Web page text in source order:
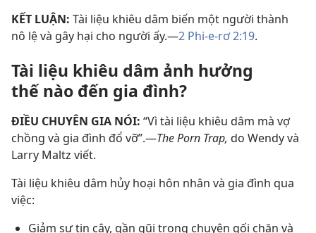
KẾT LUẬN: Tài liệu khiêu dâm biến một người thành
nô lệ và gây hại cho người ấy.—2 Phi-e-rơ 2:19.
Tài liệu khiêu dâm ảnh hưởng
thế nào đến gia đình?
ĐIỀU CHUYÊN GIA NÓI: “Vì tài liệu khiêu dâm mà vợ
chồng và gia đình đổ vỡ”.—The Porn Trap, do Wendy và
Larry Maltz viết.
Tài liệu khiêu dâm hủy hoại hôn nhân và gia đình qua
việc:
Giảm sự tin cậy, gần gũi trong chuyện gối chăn và